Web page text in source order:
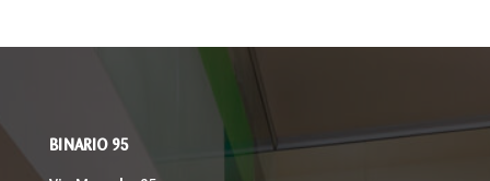
BINARIO 95